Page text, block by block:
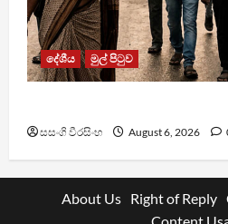
දේශීය මුල් පිටුව
සසංගි වීරසිංහ August 6, 2026
About Us Right of Reply